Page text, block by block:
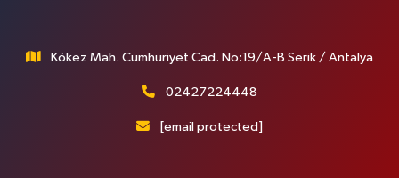
Kökez Mah. Cumhuriyet Cad. No:19/A-B Serik / Antalya
02427224448
[email protected]